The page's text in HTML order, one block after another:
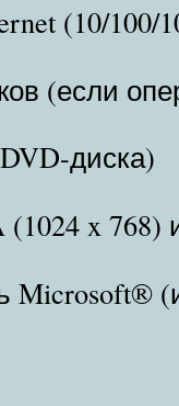
(10/100/
(если
диска)
(1024 x
Microsoft®